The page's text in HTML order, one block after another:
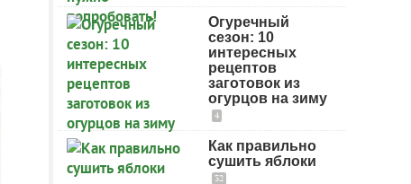
Огуречный
сезон: 10
интересных
рецептов
заготовок из
огурцов на зиму
4
Как правильно
сушить яблоки
32